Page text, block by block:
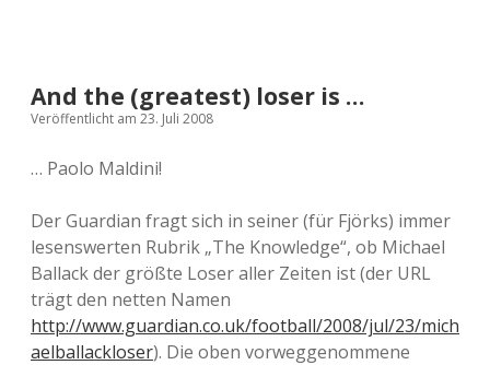
And the (greatest) loser is …
Veröffentlicht am 23. Juli 2008
… Paolo Maldini!
Der Guardian fragt sich in seiner (für Fjörks) immer
lesenswerten Rubrik „The Knowledge“, ob Michael
Ballack der größte Loser aller Zeiten ist (der URL
trägt den netten Namen
http://www.guardian.co.uk/football/2008/jul/23/mich
aelballackloser). Die oben vorweggenommene